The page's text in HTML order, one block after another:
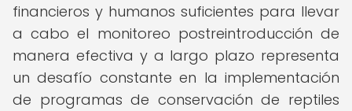
financieros y humanos suficientes para llevar
a cabo el monitoreo postreintroducción de
manera efectiva y a largo plazo representa
un desafío constante en la implementación
de programas de conservación de reptiles